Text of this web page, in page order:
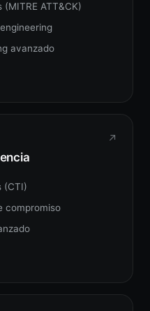
ATT&CK)
avanzado
↗
(CTI)
compromiso